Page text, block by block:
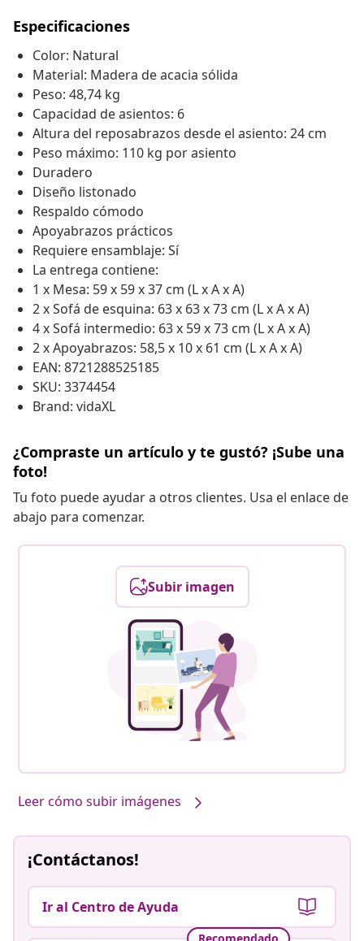
Especificaciones
Color: Natural
Material: Madera de acacia sólida
Peso: 48,74 kg
Capacidad de asientos: 6
Altura del reposabrazos desde el asiento: 24 cm
Peso máximo: 110 kg por asiento
Duradero
Diseño listonado
Respaldo cómodo
Apoyabrazos prácticos
Requiere ensamblaje: Sí
La entrega contiene:
1 x Mesa: 59 x 59 x 37 cm (L x A x A)
2 x Sofá de esquina: 63 x 63 x 73 cm (L x A x A)
4 x Sofá intermedio: 63 x 59 x 73 cm (L x A x A)
2 x Apoyabrazos: 58,5 x 10 x 61 cm (L x A x A)
EAN: 8721288525185
SKU: 3374454
Brand: vidaXL
¿Compraste un artículo y te gustó? ¡Sube una
foto!
Tu foto puede ayudar a otros clientes. Usa el enlace de
abajo para comenzar.
Subir imagen
Leer cómo subir imágenes
¡Contáctanos!
Ir al Centro de Ayuda